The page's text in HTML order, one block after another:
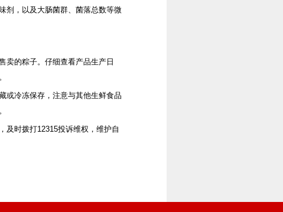
剂，以及大肠菌群、菌落总数等微
卖的粽子。仔细查看产品生产日
或冷冻保存，注意与其他生鲜食品
及时拨打12315投诉维权，维护自